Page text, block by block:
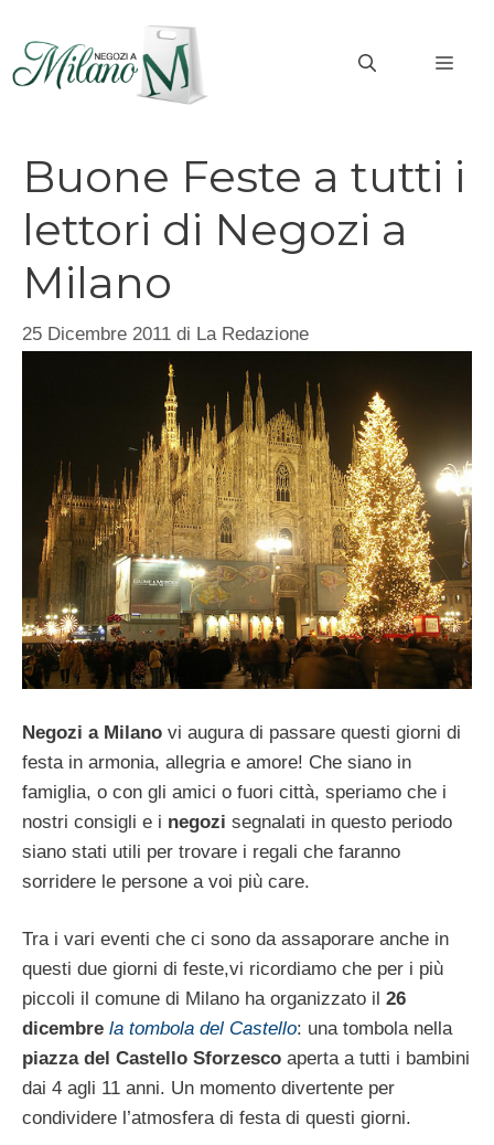
contenuto
Buone Feste a tutti i
lettori di Negozi a
Milano
25 Dicembre 2011 di La Redazione
Negozi a Milano vi augura di passare questi giorni di
festa in armonia, allegria e amore! Che siano in
famiglia, o con gli amici o fuori città, speriamo che i
nostri consigli e i negozi segnalati in questo periodo
siano stati utili per trovare i regali che faranno
sorridere le persone a voi più care.
Tra i vari eventi che ci sono da assaporare anche in
questi due giorni di feste,vi ricordiamo che per i più
piccoli il comune di Milano ha organizzato il 26
dicembre la tombola del Castello: una tombola nella
piazza del Castello Sforzesco aperta a tutti i bambini
dai 4 agli 11 anni. Un momento divertente per
condividere l’atmosfera di festa di questi giorni.